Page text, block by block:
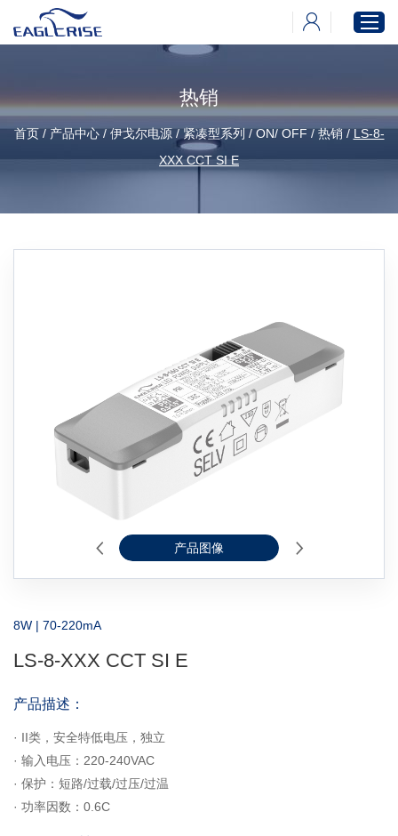
首页
产品中心
新闻中心
热销
首页 / 产品中心 / 伊戈尔电源 / 紧凑型系列 / ON/ OFF / 热销 / LS-8-
XXX CCT SI E
产品图像
8W | 70-220mA
LS-8-XXX CCT SI E
产品描述：
· II类，安全特低电压，独立
· 输入电压：220-240VAC
· 保护：短路/过载/过压/过温
· 功率因数：0.6C